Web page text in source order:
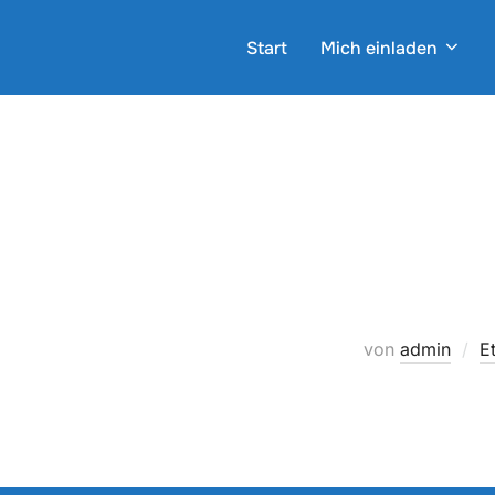
Start Mich einladen
von admin